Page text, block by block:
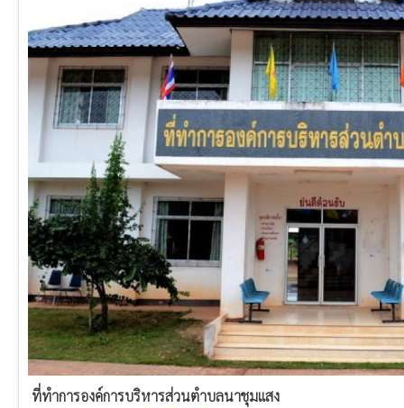
ที่ทำการองค์การบริหารส่วนตำบลนาชุมแสง